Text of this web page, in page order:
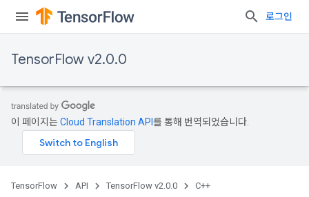
로그인
TensorFlow v2.0.0
이 페이지는Cloud Translation API 를 통해 번역되었습니다.
TensorFlow API TensorFlow v2.0.0 C++